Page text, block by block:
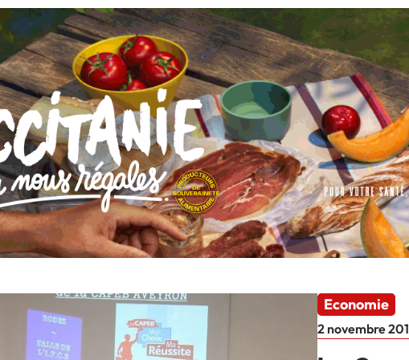
Economie
2 novembre